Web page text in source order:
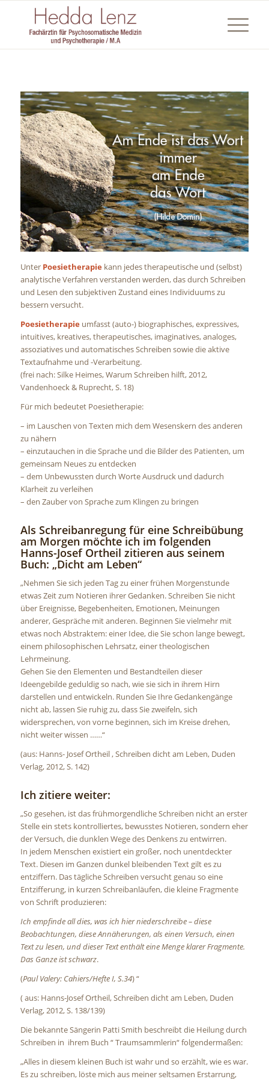
Unter Poesietherapiekann jedes therapeutische und (selbst)
analytische Verfahren verstanden werden, das durch Schreiben
und Lesen den subjektiven Zustand eines Individuums zu
bessern versucht.
Poesietherapieumfasst (auto-) biographisches, expressives,
intuitives, kreatives, therapeutisches, imaginatives, analoges,
assoziatives und automatisches Schreiben sowie die aktive
Textaufnahme und -Verarbeitung.
(frei nach: Silke Heimes, Warum Schreiben hilft, 2012,
Vandenhoeck & Ruprecht, S. 18)
Für mich bedeutet Poesietherapie:
– im Lauschen von Texten mich dem Wesenskern des anderen
zu nähern
– einzutauchen in die Sprache und die Bilder des Patienten, um
gemeinsam Neues zu entdecken
– dem Unbewussten durch Worte Ausdruck und dadurch
Klarheit zu verleihen
– den Zauber von Sprache zum Klingen zu bringen
Als Schreibanregung für eine Schreibübung
am Morgen möchte ich im folgenden
Hanns-Josef Ortheil zitieren aus seinem
Buch: „Dicht am Leben“
„Nehmen Sie sich jeden Tag zu einer frühen Morgenstunde
etwas Zeit zum Notieren ihrer Gedanken. Schreiben Sie nicht
über Ereignisse, Begebenheiten, Emotionen, Meinungen
anderer, Gespräche mit anderen. Beginnen Sie vielmehr mit
etwas noch Abstraktem: einer Idee, die Sie schon lange bewegt,
einem philosophischen Lehrsatz, einer theologischen
Lehrmeinung.
Gehen Sie den Elementen und Bestandteilen dieser
Ideengebilde geduldig so nach, wie sie sich in ihrem Hirn
darstellen und entwickeln. Runden Sie Ihre Gedankengänge
nicht ab, lassen Sie ruhig zu, dass Sie zweifeln, sich
widersprechen, von vorne beginnen, sich im Kreise drehen,
nicht weiter wissen ……“
(aus: Hanns- Josef Ortheil , Schreiben dicht am Leben, Duden
Verlag, 2012, S. 142)
Ich zitiere weiter:
„So gesehen, ist das frühmorgendliche Schreiben nicht an erster
Stelle ein stets kontrolliertes, bewusstes Notieren, sondern eher
der Versuch, die dunklen Wege des Denkens zu entwirren.
In jedem Menschen existiert ein großer, noch unentdeckter
Text. Diesen im Ganzen dunkel bleibenden Text gilt es zu
entziffern. Das tägliche Schreiben versucht genau so eine
Entzifferung, in kurzen Schreibanläufen, die kleine Fragmente
von Schrift produzieren:
Ich empfinde all dies, was ich hier niederschreibe – diese
Beobachtungen, diese Annäherungen, als einen Versuch, einen
Text zu lesen, und dieser Text enthält eine Menge klarer Fragmente.
Das Ganze ist schwarz.
(Paul Valery: Cahiers/Hefte I, S.34) “
( aus: Hanns-Josef Ortheil, Schreiben dicht am Leben, Duden
Verlag, 2012, S. 138/139)
Die bekannte Sängerin Patti Smith beschreibt die Heilung durch
Schreiben in ihrem Buch “ Traumsammlerin“ folgendermaßen:
„Alles in diesem kleinen Buch ist wahr und so erzählt, wie es war.
Es zu schreiben, löste mich aus meiner seltsamen Erstarrung,